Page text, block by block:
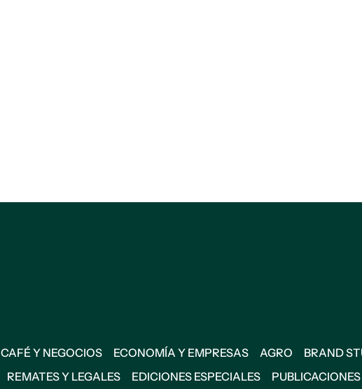
CAFÉ Y NEGOCIOS ECONOMÍA Y EMPRESAS AGRO BRAND
REMATES Y LEGALES EDICIONES ESPECIALES PUBLICACIONES